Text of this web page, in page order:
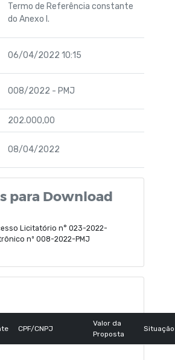
Termo de Referência constante
do Anexo I.
06/04/2022 10:15
008/2022 - PMJ
202.000,00
08/04/2022
para Download
Licitatório n° 023-2022-
nº 008-2022-PMJ
CPF/CNPJ
Valor da
Proposta
Situação